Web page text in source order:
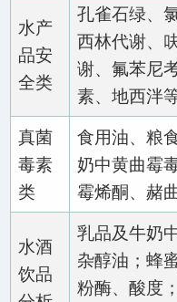
水产
品安
全类
孔雀石绿、
西林代谢、
谢、氟苯尼
素、地西泮
真菌
毒素
类
食用油、粮
奶中黄曲霉
霉烯酮、赭
水酒
饮品
乳品及牛奶
杂醇油；蜂
粉酶、酸度